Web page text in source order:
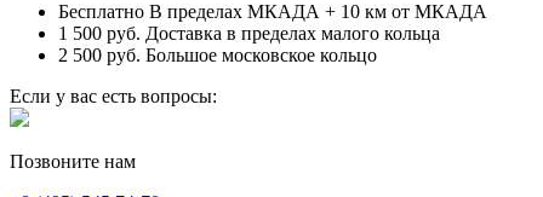
Бесплатно В пределах МКАДА + 10 км от МКАДА
1 500 руб. Доставка в пределах малого кольца
2 500 руб. Большое московское кольцо
Если у вас есть вопросы:
Позвоните нам